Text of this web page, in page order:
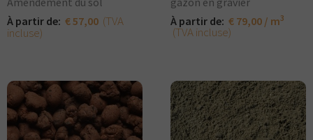
À partir de: € 57,00 (TVA
incluse)
À partir de: € 79,00 / m3
(TVA incluse)